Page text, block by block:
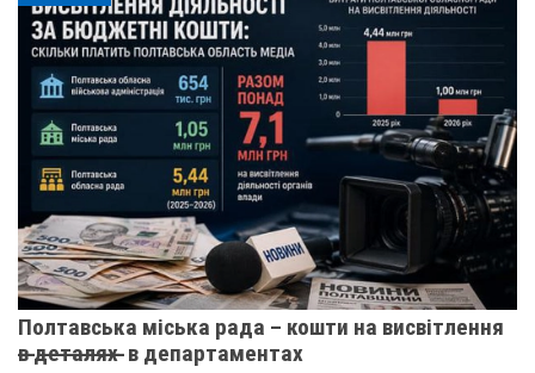
Полтавська міська рада – кошти на висвітлення
в̶ ̶д̶е̶т̶а̶л̶я̶х̶ ̶ в департаментах